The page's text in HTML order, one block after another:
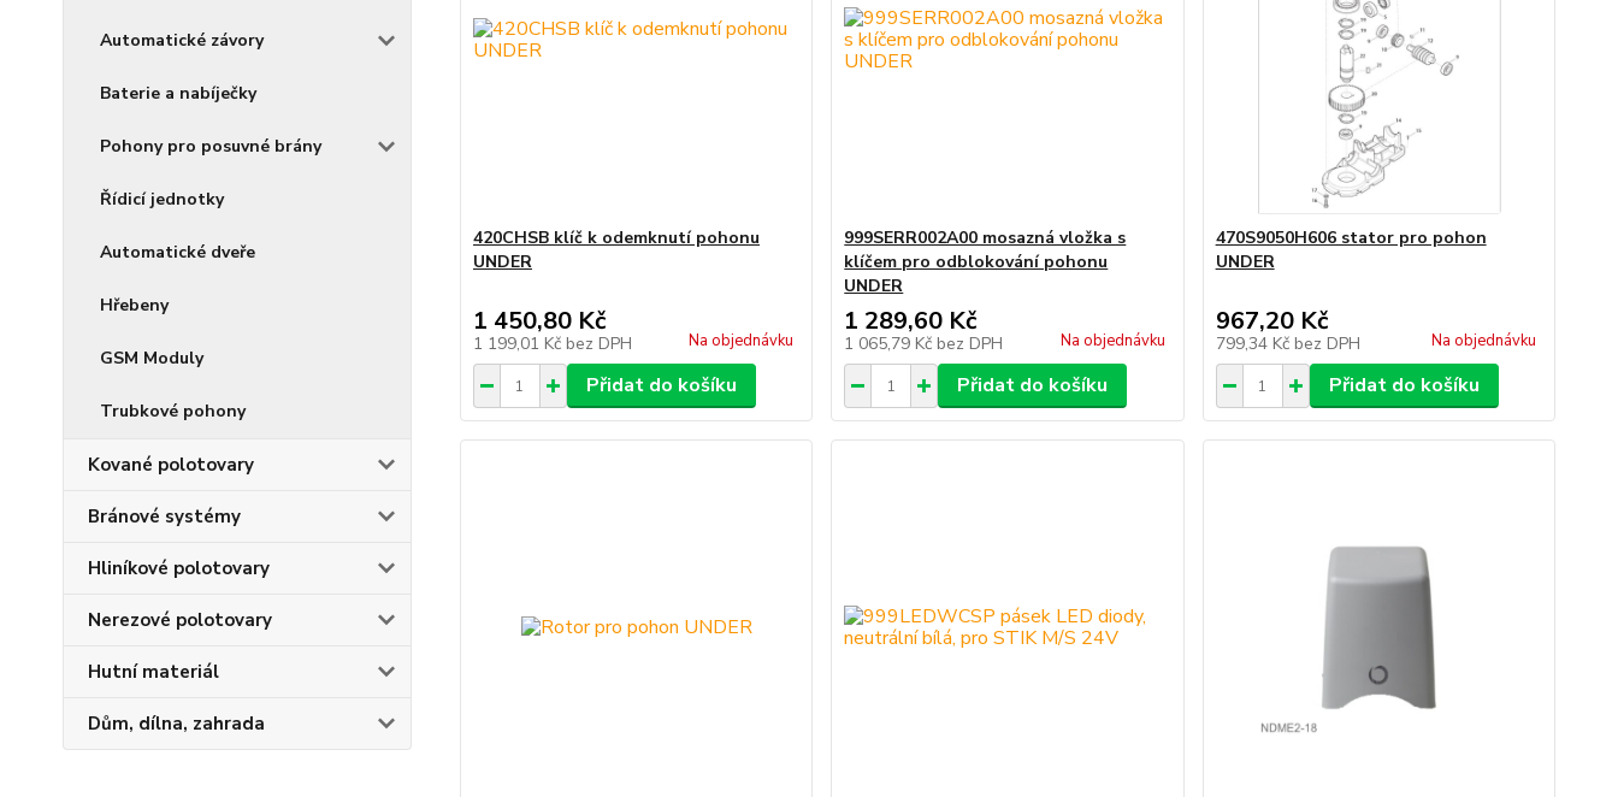
Automatické závory
Baterie a nabíječky
Pohony pro posuvné brány
Řídicí jednotky
Automatické dveře
Hřebeny
GSM Moduly
Trubkové pohony
Kované polotovary
Bránové systémy
Hliníkové polotovary
Nerezové polotovary
Hutní materiál
Dům, dílna, zahrada
420CHSB klíč k odemknutí pohonu
UNDER
1 450,80 Kč
1 199,01 Kč bez DPH Na objednávku
Přidat do košíku
999SERR002A00 mosazná vložka s
klíčem pro odblokování pohonu
UNDER
1 289,60 Kč
1 065,79 Kč bez DPH Na objednávku
Přidat do košíku
470S9050H606 stator pro pohon
UNDER
967,20 Kč
799,34 Kč bez DPH Na objednávku
Přidat do košíku